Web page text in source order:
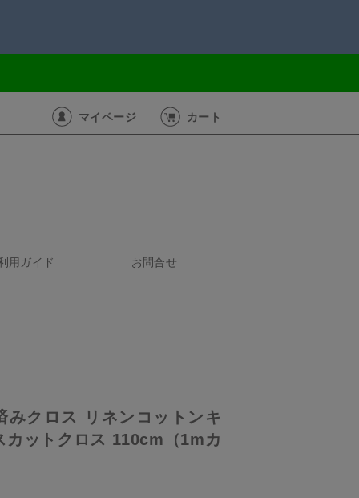
マイページ カート
用ガイド お問合せ
みクロス リネンコットンキ
カットクロス 110cm（1mカ